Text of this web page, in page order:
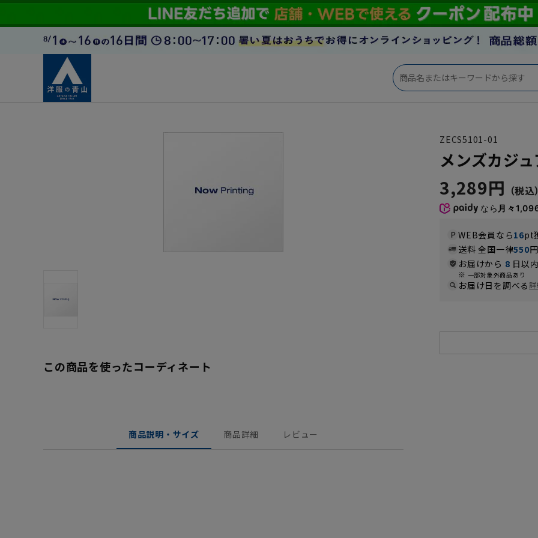
この商品を使ったコーディネート
商品説明・サイズ 商品詳細 レビュー
ZECS5101-01
メンズカジ
3,289円
なら 月々
WEB会員なら16pt
送料 全国一律550
お届けから 8 日以
一部対象外商品あり
お届け日を調べる